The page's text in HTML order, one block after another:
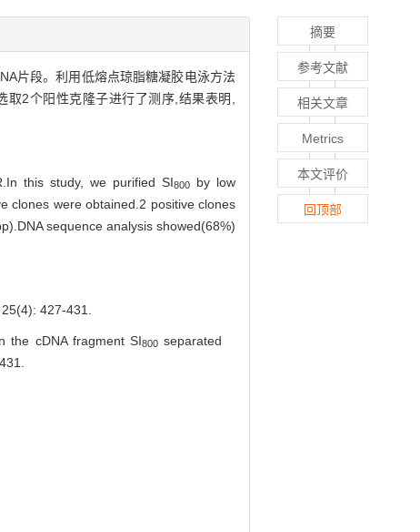
片段。利用低熔点琼脂糖凝胶电泳方法
2个阳性克隆子进行了测序,结果表明,
this study, we purified SI800
by low
clones were obtained.2 positive clones
sequence analysis showed(68%)
427-431.
the cDNA fragment SI800separated
摘要
参考文献
相关文章
Metrics
本文评价
回顶部